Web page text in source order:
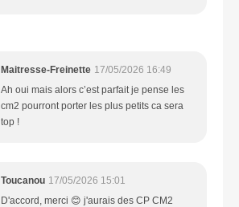
Maitresse-Freinette 17/05/2026 16:49
Ah oui mais alors c’est parfait je pense les
cm2 pourront porter les plus petits ca sera
top !
Toucanou 17/05/2026 15:01
D'accord, merci 😊 j'aurais des CP CM2